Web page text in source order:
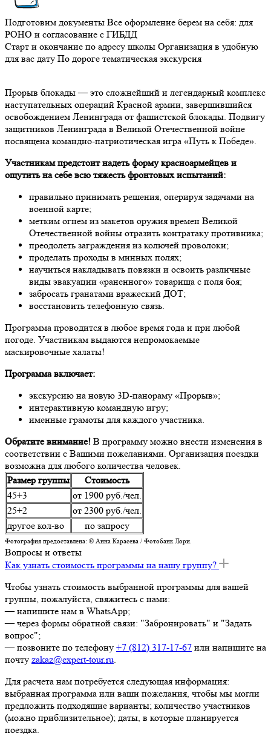
Подготовим документы Все оформление берем на себя: для
РОНО и согласование с ГИБДД
Старт и окончание по адресу школы Организация в удобную
для вас дату По дороге тематическая экскурсия
Прорыв блокады — это сложнейший и легендарный комплекс
наступательных операций Красной армии, завершившийся
освобождением Ленинграда от фашистской блокады. Подвигу
защитников Ленинграда в Великой Отечественной войне
посвящена командно-патриотическая игра «Путь к Победе».
Участникам предстоит надеть форму красноармейцев и
ощутить на себе всю тяжесть фронтовых испытаний:
правильно принимать решения, оперируя задачами на
военной карте;
метким огнем из макетов оружия времен Великой
Отечественной войны отразить контратаку противника;
преодолеть заграждения из колючей проволоки;
проделать проходы в минных полях;
научиться накладывать повязки и освоить различные
виды эвакуации «раненного» товарища с поля боя;
забросать гранатами вражеский ДОТ;
восстановить телефонную связь.
Программа проводится в любое время года и при любой
погоде. Участникам выдаются непромокаемые
маскировочные халаты!
Программа включает:
экскурсию на новую 3D-панораму «Прорыв»;
интерактивную командную игру;
именные грамоты для каждого участника.
Обратите внимание! В программу можно внести изменения в
соответствии с Вашими пожеланиями. Организация поездки
возможна для любого количества человек.
Размер группы
Стоимость
45+3
от 1900 руб./чел.
25+2
от 2300 руб./чел.
другое кол-во
по запросу
Фотография предоставлена: © Анна Карасева / Фотобанк Лори.
Вопросы и ответы
Как узнать стоимость программы на нашу группу?
Чтобы узнать стоимость выбранной программы для вашей
группы, пожалуйста, свяжитесь с нами:
— напишите нам в WhatsApp;
— через формы обратной связи: "Забронировать" и "Задать
вопрос";
— позвоните по телефону +7 (812) 317-17-67 или напишите на
почту zakaz@expert-tour.ru.
Для расчета нам потребуется следующая информация:
выбранная программа или ваши пожелания, чтобы мы могли
предложить подходящие варианты; количество участников
(можно приблизительное); даты, в которые планируется
поездка.